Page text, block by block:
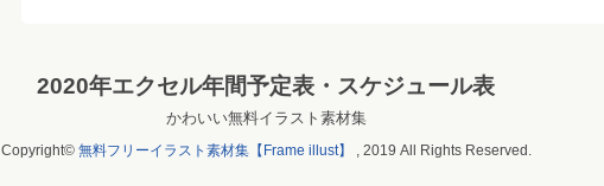
2020年エクセル年間予定表・スケジュール表
かわいい無料イラスト素材集
Copyright© 無料フリーイラスト素材集【Frame illust】 , 2019 All Rights Reserved.